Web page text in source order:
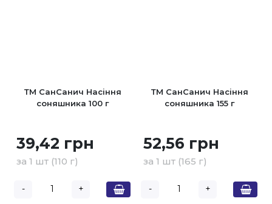
ТМ СанСанич Насіння
соняшника 100 г
39,42 грн
за 1 шт (110 г)
- +
ТМ СанСанич Насіння
соняшника 155 г
52,56 грн
за 1 шт (165 г)
- +